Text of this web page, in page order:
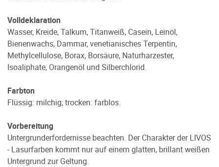
Volldeklaration
Wasser, Kreide, Talkum, Titanweiß, Casein, Leinöl,
Bienenwachs, Dammar, venetianisches Terpentin,
Methylcellulose, Borax, Borsäure, Naturharzester,
Isoaliphate, Orangenöl und Silberchlorid.
Farbton
Flüssig: milchig; trocken: farblos.
Vorbereitung
Untergrunderfordernisse beachten. Der Charakter der LIVOS
- Lasurfarben kommt nur auf einem glatten, brillant weißen
Untergrund zur Geltung.